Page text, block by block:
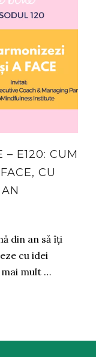
E120: CUM
CU
din an să îți
cu idei
mult …